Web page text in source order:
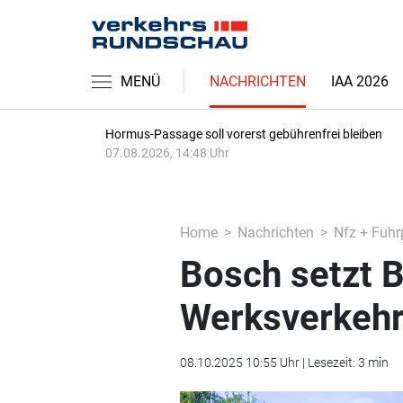
MENÜ NACHRICHTEN IAA 2026
Hormus-Passage soll vorerst gebührenfrei bleiben
07.08.2026, 14:48 Uhr
Home Nachrichten Nfz +
Bosch setzt
08.10.2025 10:55 Uhr | Lesezeit: 3 min